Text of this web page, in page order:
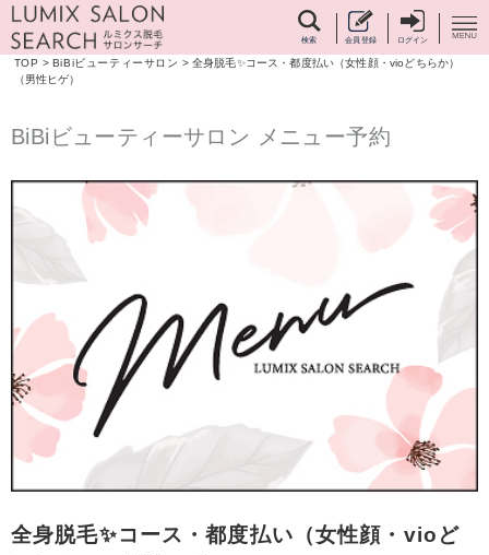
検索 会員登録 ログイン
TOP > BiBiビューティーサロン >全身脱毛✨コース・都度払い（女性顔・vioどちらか）
（男性ヒゲ）
BiBiビューティーサロン メニュー予約
全身脱毛✨コース・都度払い（女性顔・vioど